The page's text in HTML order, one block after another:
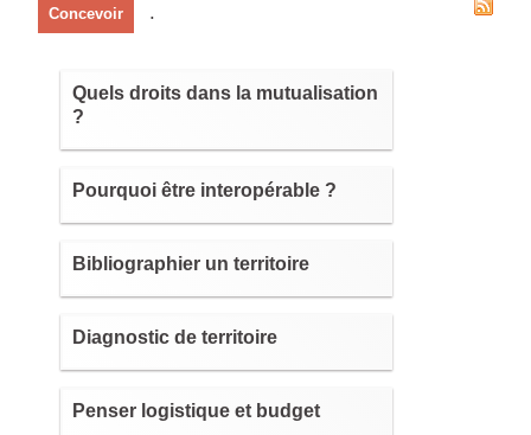
Concevoir .
Quels droits dans la mutualisation
?
Pourquoi être interopérable ?
Bibliographier un territoire
Diagnostic de territoire
Penser logistique et budget